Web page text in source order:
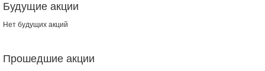
Будущие акции
Нет будущих акций
Прошедшие акции